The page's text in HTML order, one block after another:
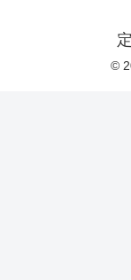
©